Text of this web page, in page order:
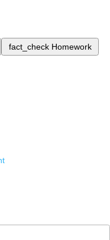
fact_check Homework